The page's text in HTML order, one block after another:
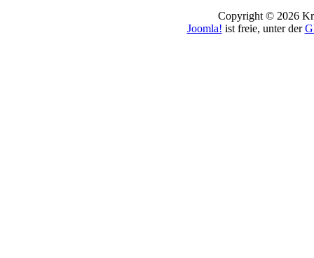
Copyright © 2026
Joomla! ist freie, unter der